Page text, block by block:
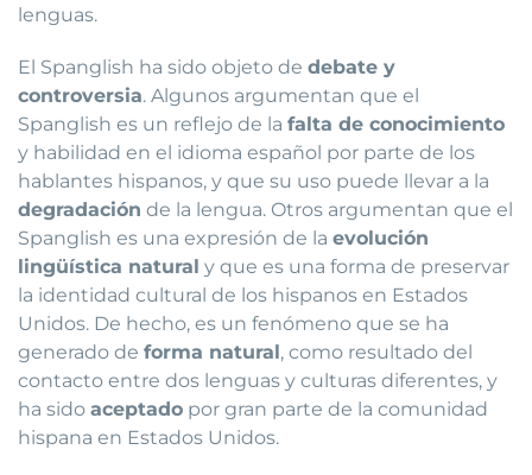
lenguas.
El Spanglish ha sido objeto de debate y
controversia. Algunos argumentan que el
Spanglish es un reflejo de la falta de conocimiento
y habilidad en el idioma español por parte de los
hablantes hispanos, y que su uso puede llevar a la
degradación de la lengua. Otros argumentan que el
Spanglish es una expresión de la evolución
lingüística natural y que es una forma de preservar
la identidad cultural de los hispanos en Estados
Unidos. De hecho, es un fenómeno que se ha
generado de forma natural, como resultado del
contacto entre dos lenguas y culturas diferentes, y
ha sido aceptado por gran parte de la comunidad
hispana en Estados Unidos.